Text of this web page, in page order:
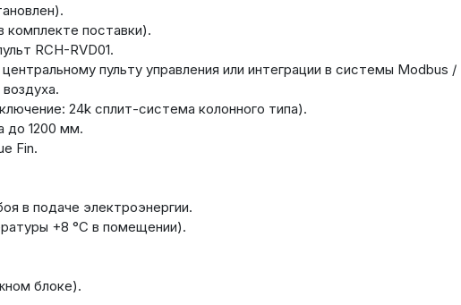
комплекте поставки).
RCH-RVD01.
пульту управления или интеграции в системы Modbus /
24k сплит-система колонного типа).
до 1200 мм.
Fin.
в подаче электроэнергии.
+8 °С в помещении).
блоке).